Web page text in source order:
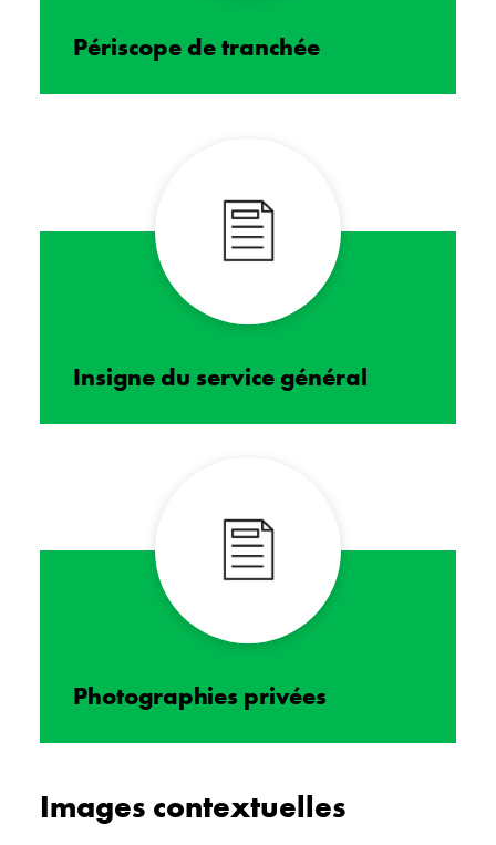
Périscope de tranchée
Insigne du service général
Photographies privées
Images contextuelles